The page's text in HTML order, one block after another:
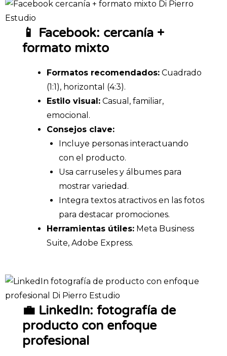
📱 Facebook: cercanía +
formato mixto
Formatos recomendados: Cuadrado
(1:1), horizontal (4:3).
Estilo visual: Casual, familiar,
emocional.
Consejos clave:
Incluye personas interactuando
con el producto.
Usa carruseles y álbumes para
mostrar variedad.
Integra textos atractivos en las fotos
para destacar promociones.
Herramientas útiles: Meta Business
Suite, Adobe Express.
💼 LinkedIn: fotografía de
producto con enfoque
profesional